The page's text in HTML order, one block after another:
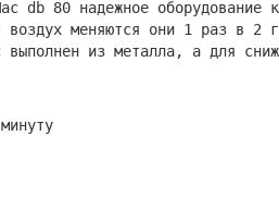
db 80 надежное
воздух меняются они 1 раз в
из металла, а для